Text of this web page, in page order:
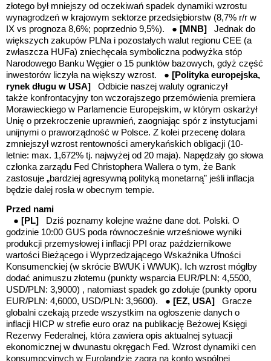
złotego był mniejszy od oczekiwań spadek dynamiki wzrostu
wynagrodzeń w krajowym sektorze przedsiębiorstw (8,7% r/r w
IX vs prognoza 8,6%; poprzednio 9,5%). ● [MNB] Jednak do
większych zakupów PLNa i pozostałych walut regionu CEE (a
zwłaszcza HUFa) zniechęcała symboliczna podwyżka stóp
Narodowego Banku Węgier o 15 punktów bazowych, gdyż część
inwestorów liczyła na większy wzrost. ● [Polityka europejska,
rynek długu w USA] Odbicie naszej waluty ograniczył
także konfrontacyjny ton wczorajszego przemówienia premiera
Morawieckiego w Parlamencie Europejskim, w którym oskarżył
Unię o przekroczenie uprawnień, zaogniając spór z instytucjami
unijnymi o praworządność w Polsce. Z kolei przecenę dolara
zmniejszył wzrost rentowności amerykańskich obligacji (10-
letnie: max. 1,672% tj. najwyżej od 20 maja). Napędzały go słowa
członka zarządu Fed Christophera Wallera o tym, że Bank
zastosuje „bardziej agresywną polityką monetarną” jeśli inflacja
będzie dalej rosła w obecnym tempie.
Przed nami
● [PL]
Dziś poznamy kolejne ważne dane dot. Polski. O
godzinie 10:00 GUS poda równocześnie wrześniowe wyniki
produkcji przemysłowej i inflacji PPI oraz październikowe
wartości Bieżącego i Wyprzedzającego Wskaźnika Ufności
Konsumenckiej (w skrócie BWUK i WWUK). Ich wzrost mógłby
dodać animuszu złotemu (punkty wsparcia EUR/PLN: 4,5500,
USD/PLN: 3,9000) , natomiast spadek go zdołuje (punkty oporu
EUR/PLN: 4,6000, USD/PLN: 3,9600). ● [EZ, USA]
Gracze
globalni czekają przede wszystkim na ogłoszenie danych o
inflacji HICP w strefie euro oraz na publikację Beżowej Księgi
Rezerwy Federalnej, która zawiera opis aktualnej sytuacji
ekonomicznej w dwunastu okręgach Fed. Wzrost dynamiki cen
konsumpcyjnych w Eurolandzie zagra na konto wspólnej